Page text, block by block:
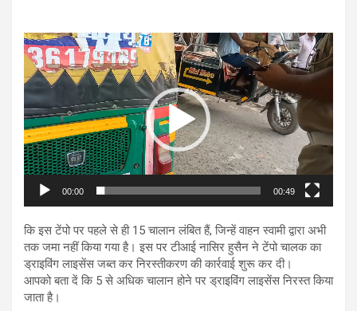
Video
Player
00:00 00:49
कि इस टेंपो पर पहले से ही 15 चालान लंबित हैं, जिन्हें वाहन स्वामी द्वारा अभी
तक जमा नहीं किया गया है। इस पर टीआई नासिर हुसैन ने टेंपो चालक का
ड्राइविंग लाइसेंस जब्त कर निरस्तीकरण की कार्रवाई शुरू कर दी।
आपको बता दें कि 5 से अधिक चालान होने पर ड्राइविंग लाइसेंस निरस्त किया
जाता है।